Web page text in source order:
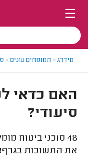
מידרג> המומחים עונים>
האם כדאי
סיעודי?
48 סוכני ביטוח
את התשובות בגרף!